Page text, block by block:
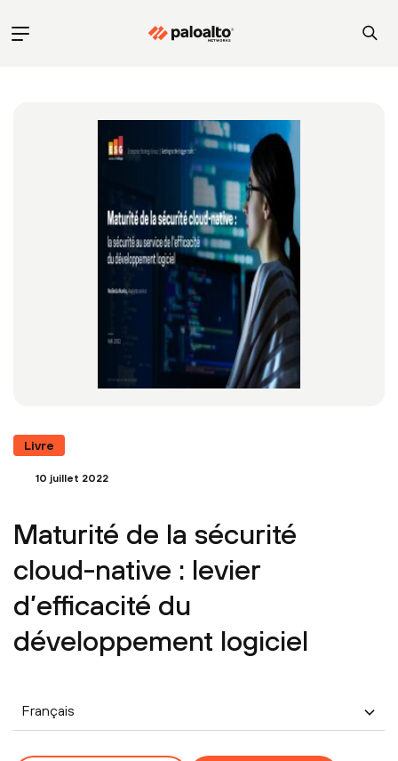
Livre
10 juillet 2022
Maturité de la sécurité
cloud-native : levier
d’efficacité du
développement logiciel
Français